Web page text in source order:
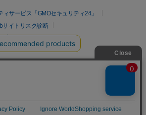
サービス「GMOセキュリティ24」
サイトリスク診断
ボット
バーセキュリティ byイエラエ）